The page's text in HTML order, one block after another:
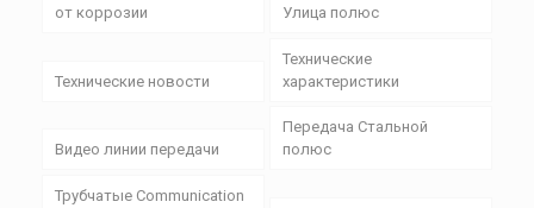
от коррозии
Улица полюс
Технические новости
Технические
характеристики
Видео линии передачи
Передача Стальной
полюс
Трубчатые Communication